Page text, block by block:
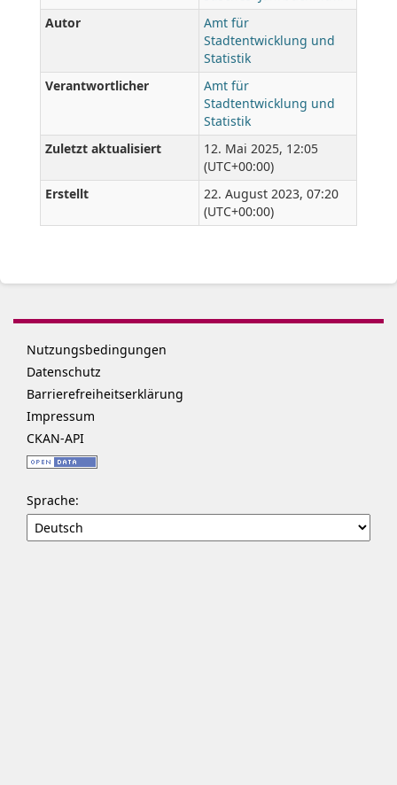
Autor
Amt für
Stadtentwicklung und
Statistik
Verantwortlicher
Amt für
Stadtentwicklung und
Statistik
Zuletzt aktualisiert
12. Mai 2025, 12:05
(UTC+00:00)
Erstellt
22. August 2023, 07:20
(UTC+00:00)
Nutzungsbedingungen
Datenschutz
Barrierefreiheitserklärung
Impressum
CKAN-API
Sprache